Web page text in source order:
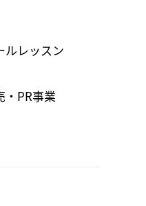
ルレッスン
・PR事業